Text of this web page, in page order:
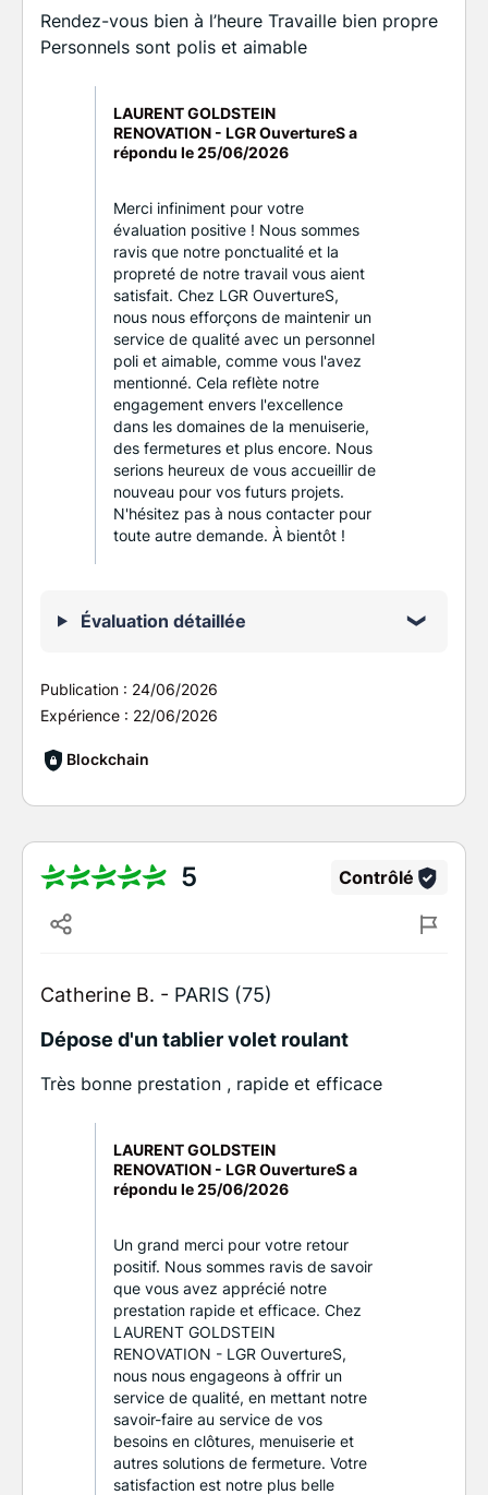
Rendez-vous bien à l’heure Travaille bien propre
Personnels sont polis et aimable
LAURENT GOLDSTEIN
RENOVATION - LGR OuvertureS a
répondu le25/06/2026
Merci infiniment pour votre
évaluation positive ! Nous sommes
ravis que notre ponctualité et la
propreté de notre travail vous aient
satisfait. Chez LGR OuvertureS,
nous nous efforçons de maintenir un
service de qualité avec un personnel
poli et aimable, comme vous l'avez
mentionné. Cela reflète notre
engagement envers l'excellence
dans les domaines de la menuiserie,
des fermetures et plus encore. Nous
serions heureux de vous accueillir de
nouveau pour vos futurs projets.
N'hésitez pas à nous contacter pour
toute autre demande. À bientôt !
Évaluation détaillée
Publication : 24/06/2026
Expérience : 22/06/2026
Blockchain
5 Contrôlé
Catherine B. - PARIS (75)
Dépose d'un tablier volet roulant
Très bonne prestation , rapide et efficace
LAURENT GOLDSTEIN
RENOVATION - LGR OuvertureS a
répondu le25/06/2026
Un grand merci pour votre retour
positif. Nous sommes ravis de savoir
que vous avez apprécié notre
prestation rapide et efficace. Chez
LAURENT GOLDSTEIN
RENOVATION - LGR OuvertureS,
nous nous engageons à offrir un
service de qualité, en mettant notre
savoir-faire au service de vos
besoins en clôtures, menuiserie et
autres solutions de fermeture. Votre
satisfaction est notre plus belle